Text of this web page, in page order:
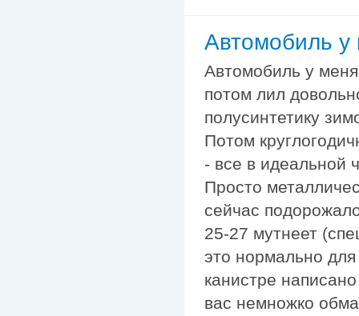
Автомобиль у
Автомобиль у
потом лил
полусинтетику
Потом
- все в идеальной
Просто
сейчас
25-27 мутнеет
это нормально
канистре
вас немножко